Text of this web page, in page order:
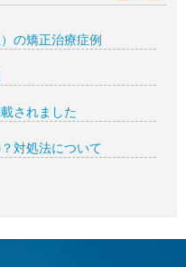
の矯正治療症例
されました
対処法について